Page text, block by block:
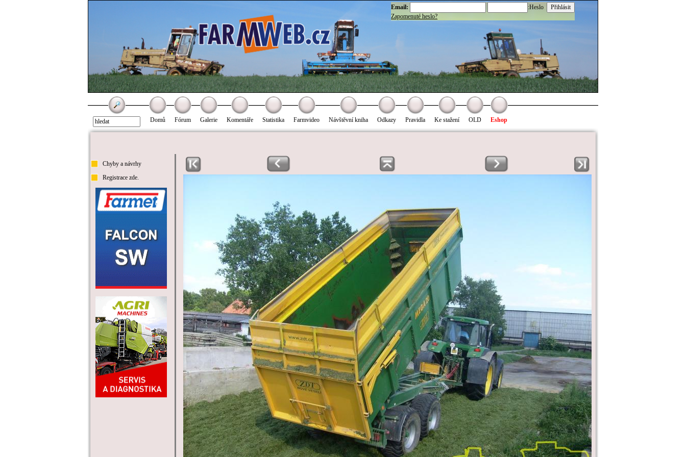
Email:
:Heslo
Zapomenuté heslo?
Domů Fórum Galerie Komentáře Statistika Farmvideo Návštěvní kniha Odkazy Pravidla Ke stažení OLD Eshop
Chyby a návrhy
Registrace zde.